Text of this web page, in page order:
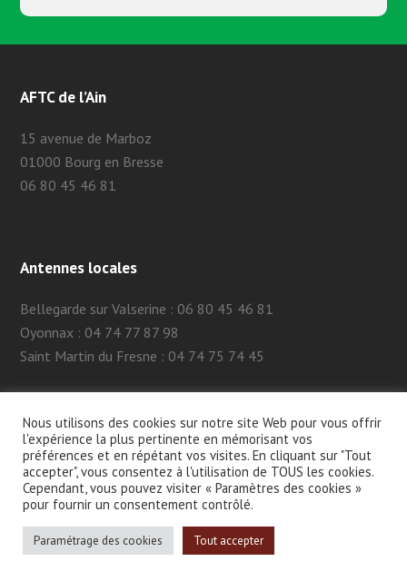
AFTC de l’Ain
15 avenue de Marboz
01000 Bourg en Bresse
06 80 45 46 81
Antennes locales
Bellegarde sur Valserine : 06 80 45 46 81
Oyonnax : 04 74 77 87 98
Saint Martin du Fresne : 04 74 75 74 45
2026 - AFTC 01 -MENTIONS LÉGALES- SITE CRÉÉ PAR MA-
NAÏS
CE SITE EST PROTÉGÉ PAR RECAPTCHA ET GOOGLE.
POLITIQUE DE CONFIDENTIALITÉ GOOGLE
D'UTILISATION
Nous utilisons des cookies sur notre site Web pour vous offrir
l'expérience la plus pertinente en mémorisant vos
préférences et en répétant vos visites. En cliquant sur "Tout
accepter", vous consentez à l'utilisation de TOUS les cookies.
Cependant, vous pouvez visiter « Paramètres des cookies »
pour fournir un consentement contrôlé.
Paramétrage des cookies Tout accepter